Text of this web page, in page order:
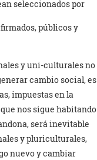
seleccionados por
públicos y
y uni-culturales no
cambio social, es
impuestas en la
nos sigue habitando
será inevitable
y pluriculturales,
nuevo y cambiar